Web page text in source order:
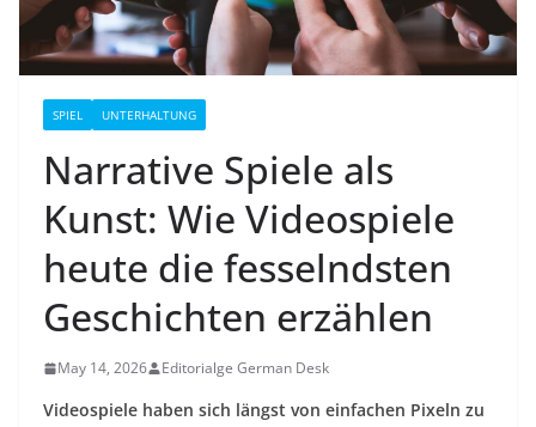
SPIEL UNTERHALTUNG
Narrative Spiele als
Kunst: Wie Videospiele
heute die fesselndsten
Geschichten erzählen
May 14, 2026 Editorialge German Desk
Videospiele haben sich längst von einfachen Pixeln zu